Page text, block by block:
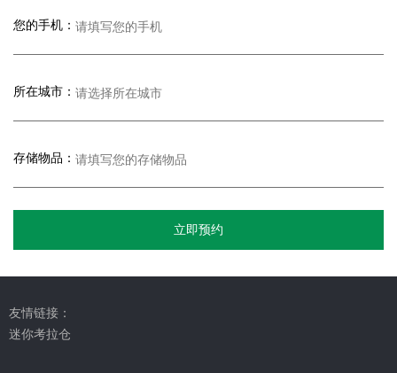
您的手机：
所在城市：
存储物品：
立即预约
友情链接：
迷你考拉仓